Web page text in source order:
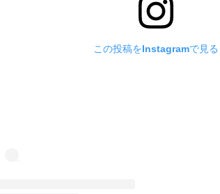
この投稿をInstagramで見る